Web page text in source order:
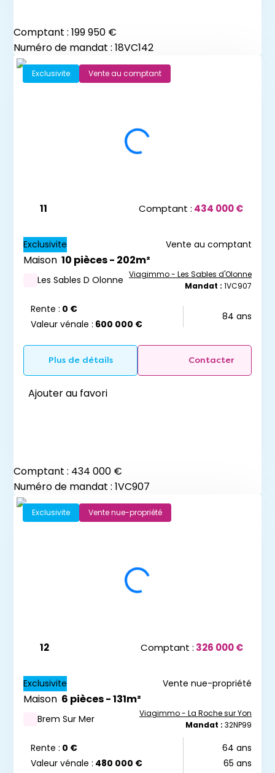
Comptant : 199 950 €
Numéro de mandat : 18VC142
Exclusivite Vente au comptant
11 Comptant : 434 000 €
Exclusivite Vente au comptant
Maison 10 pièces - 202m²
Les Sables D Olonne Viagimmo - Les Sables d'Olonne
Mandat : 1VC907
Rente : 0 €
Valeur vénale : 600 000 €
84 ans
Plus de détails Contacter
Ajouter au favori
Comptant : 434 000 €
Numéro de mandat : 1VC907
Exclusivite Vente nue-propriété
12 Comptant : 326 000 €
Exclusivite Vente nue-propriété
Maison 6 pièces - 131m²
Brem Sur Mer
Viagimmo - La Roche sur Yon
Mandat : 32NP99
Rente : 0 €
Valeur vénale : 480 000 €
64 ans
65 ans
Ne manquez aucun bien
correspondant à votre
recherche